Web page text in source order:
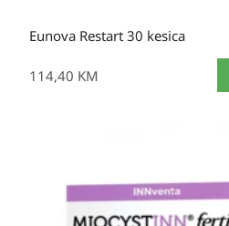
Eunova Restart 30 kesica
114,40 KM